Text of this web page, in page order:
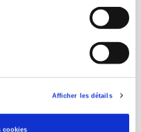
Afficher les détails
cookies